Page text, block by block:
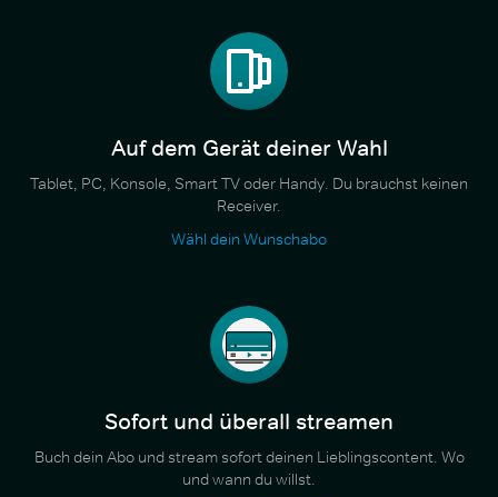
Auf dem Gerät deiner Wahl
Tablet, PC, Konsole, Smart TV oder Handy. Du brauchst keinen
Receiver.
Wähl dein Wunschabo
Sofort und überall streamen
Buch dein Abo und stream sofort deinen Lieblingscontent. Wo
und wann du willst.